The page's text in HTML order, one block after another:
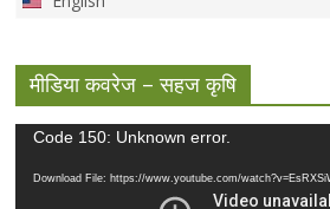
मीडिया कवरेज – सहज कृषि
Video
Code 150: Unknown error.
Download File: https://www.youtube.com/